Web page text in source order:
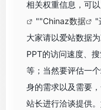
相关权重信息，可
""Chinaz数据
"
大家请以爱站数据
PPT的访问速度、
等；当然要评估一
身的需求以及需要
站长进行洽谈提供